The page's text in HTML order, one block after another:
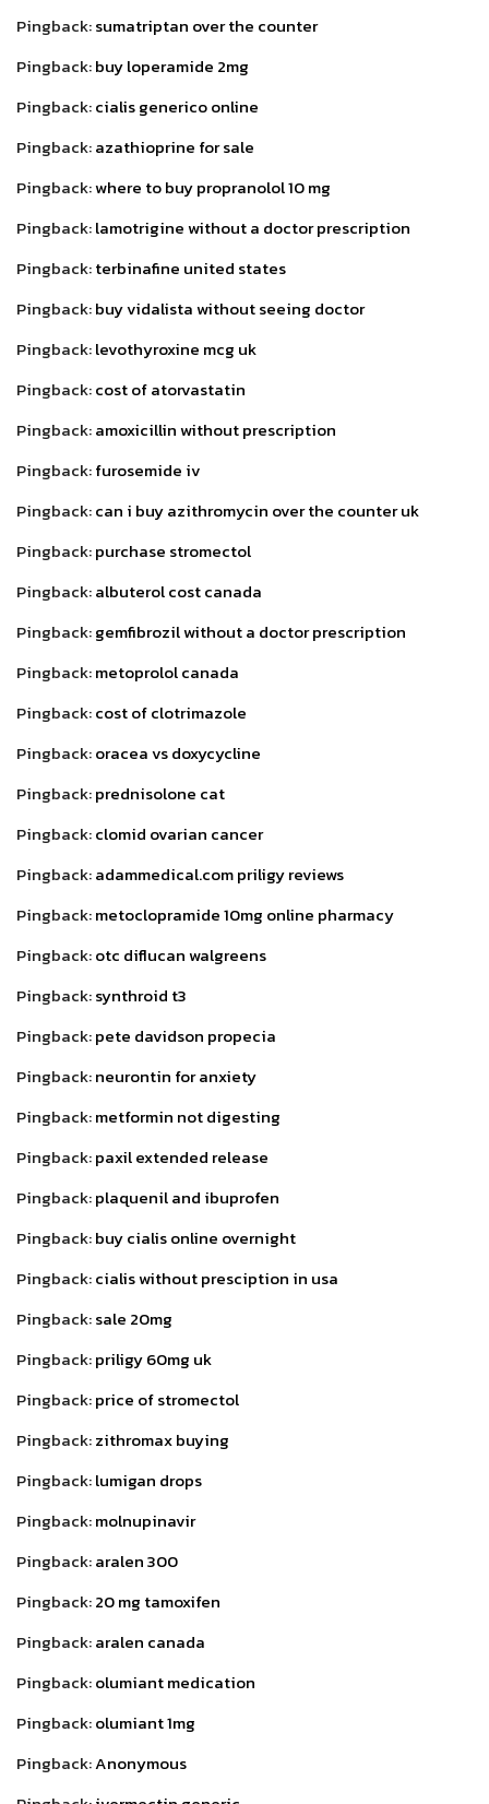
Pingback:sumatriptan over the counter
Pingback:buy loperamide 2mg
Pingback:cialis generico online
Pingback:azathioprine for sale
Pingback:where to buy propranolol 10 mg
Pingback:lamotrigine without a doctor prescription
Pingback:terbinafine united states
Pingback:buy vidalista without seeing doctor
Pingback:levothyroxine mcg uk
Pingback:cost of atorvastatin
Pingback:amoxicillin without prescription
Pingback:furosemide iv
Pingback:can i buy azithromycin over the counter uk
Pingback:purchase stromectol
Pingback:albuterol cost canada
Pingback:gemfibrozil without a doctor prescription
Pingback:metoprolol canada
Pingback:cost of clotrimazole
Pingback:oracea vs doxycycline
Pingback:prednisolone cat
Pingback:clomid ovarian cancer
Pingback:adammedical.com priligy reviews
Pingback:metoclopramide 10mg online pharmacy
Pingback:otc diflucan walgreens
Pingback:synthroid t3
Pingback:pete davidson propecia
Pingback:neurontin for anxiety
Pingback:metformin not digesting
Pingback:paxil extended release
Pingback:plaquenil and ibuprofen
Pingback:buy cialis online overnight
Pingback:cialis without presciption in usa
Pingback:sale 20mg
Pingback:priligy 60mg uk
Pingback:price of stromectol
Pingback:zithromax buying
Pingback:lumigan drops
Pingback:molnupinavir
Pingback:aralen 300
Pingback:20 mg tamoxifen
Pingback:aralen canada
Pingback:olumiant medication
Pingback:olumiant 1mg
Pingback:Anonymous